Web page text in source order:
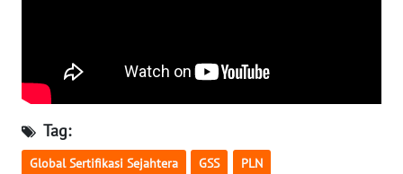
Tag:
Global Sertifikasi Sejahtera GSS PLN
SULUT
WN
MALUKU